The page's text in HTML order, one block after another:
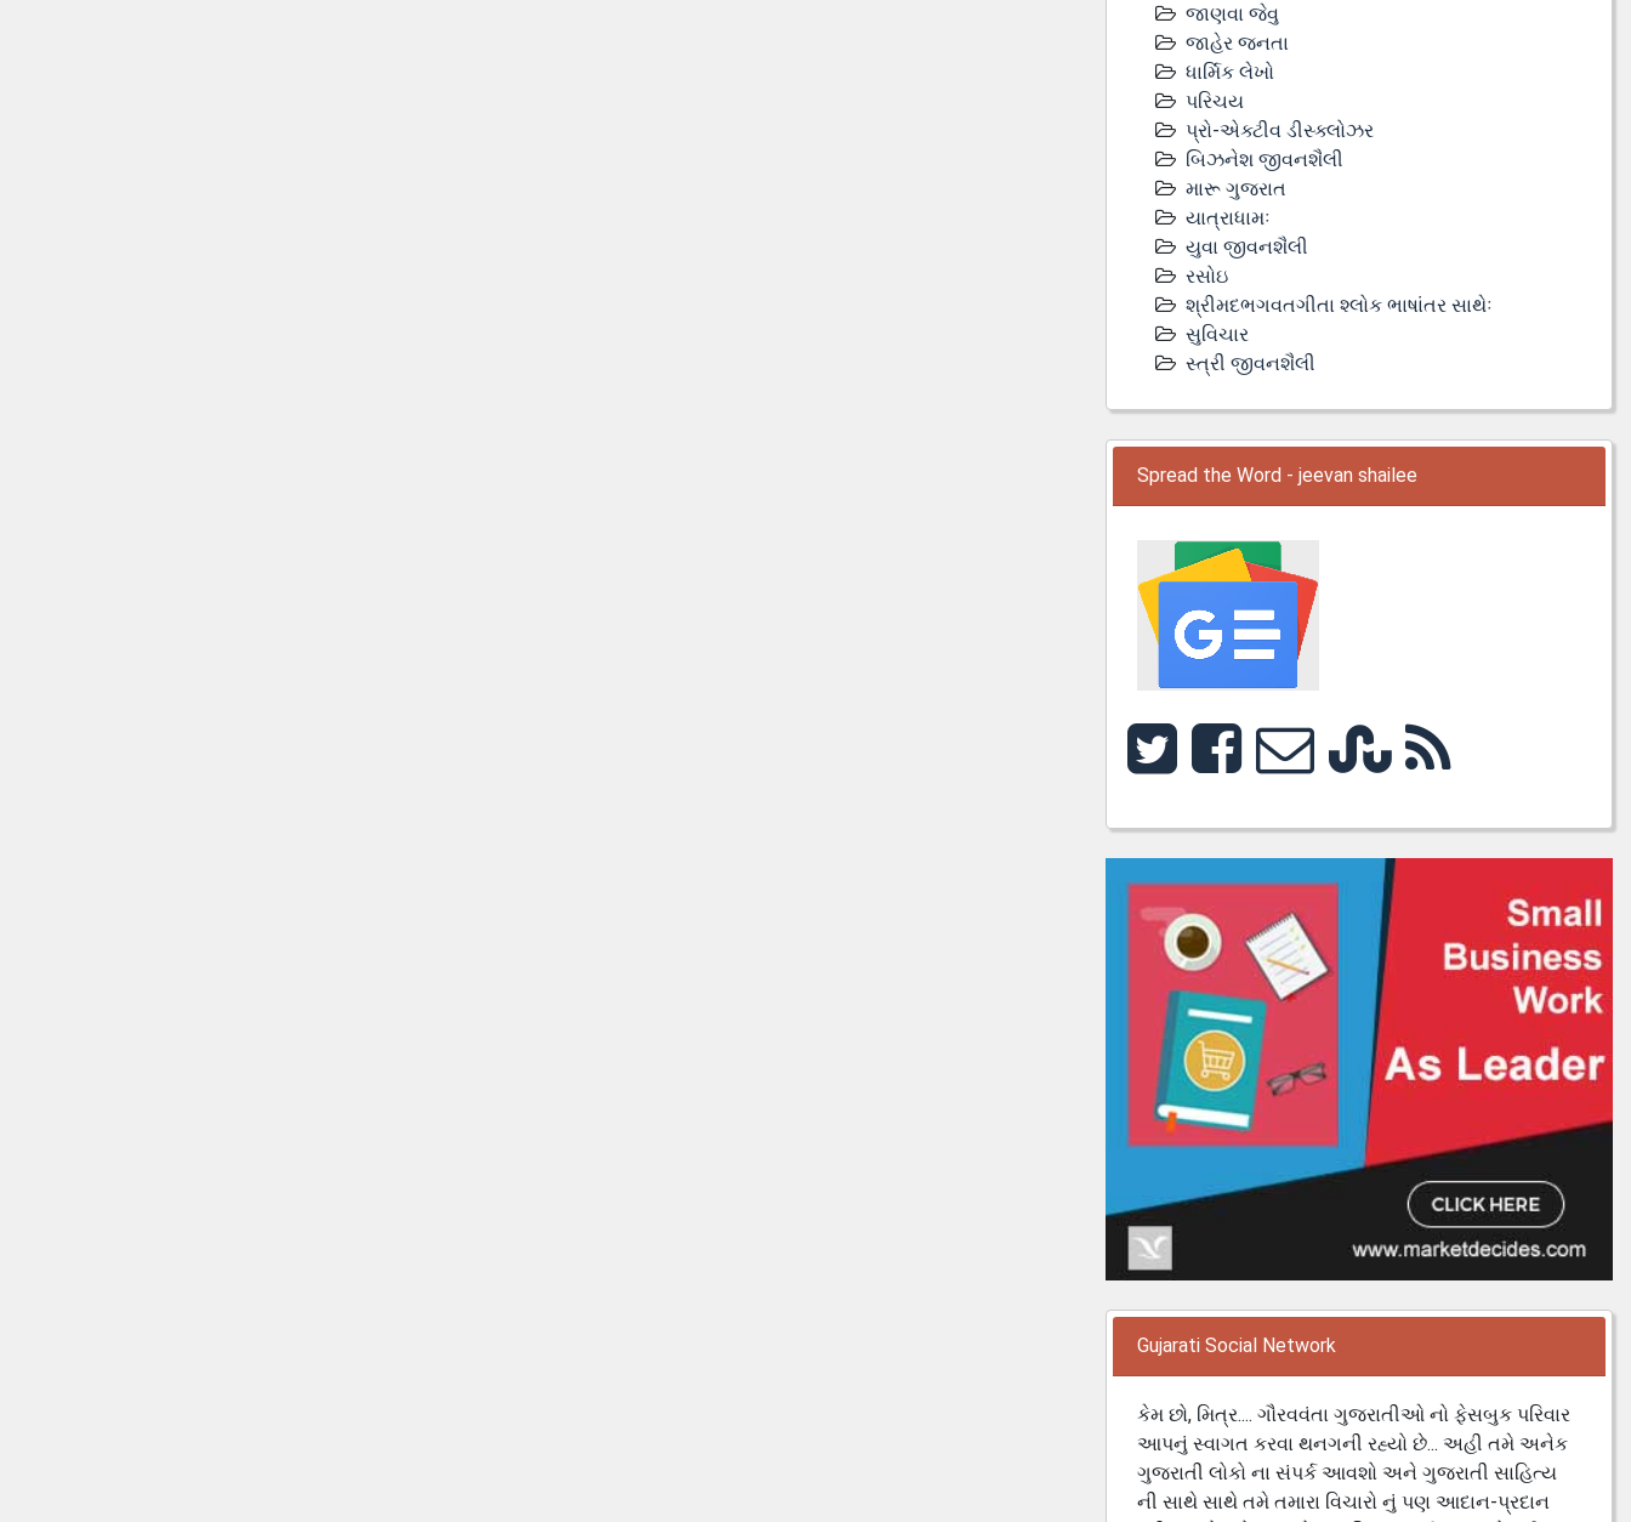
જાણવા જેવુ
જાહેર જનતા
ધાર્મિક લેખો
પરિચય
પ્રો-એક્ટીવ ડીસ્‍ક્લોઝર
બિઝનેશ જીવનશૈલી
મારૂ ગુજરાત
યાત્રાધામઃ
યુવા જીવનશૈલી
રસોઇ
શ્રીમદભગવતગીતા શ્લોક ભાષાંતર સાથેઃ
સુવિચાર
સ્ત્રી જીવનશૈલી
Spread the Word - jeevan shailee
Gujarati Social Network
કેમ છો, મિત્ર.... ગૌરવવંતા ગુજરાતીઓ નો ફેસબુક પરિવાર
આપનું સ્વાગત કરવા થનગની રહ્યો છે... અહી તમે અનેક
ગુજરાતી લોકો ના સંપર્ક આવશો અને ગુજરાતી સાહિત્ય
ની સાથે સાથે તમે તમારા વિચારો નું પણ આદાન-પ્રદાન